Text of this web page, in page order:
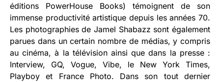
éditions PowerHouse Books) témoignent de son
immense productivité artistique depuis les années 70.
Les photographies de Jamel Shabazz sont également
parues dans un certain nombre de médias, y compris
au cinéma, à la télévision ainsi que dans la presse :
Interview, GQ, Vogue, Vibe, le New York Times,
Playboy et France Photo. Dans son tout dernier